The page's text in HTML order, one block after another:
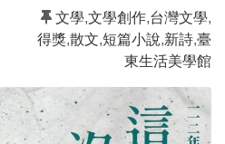
文學,文學創作,台灣文學,
得獎,散文,短篇小說,新詩,臺
東生活美學館